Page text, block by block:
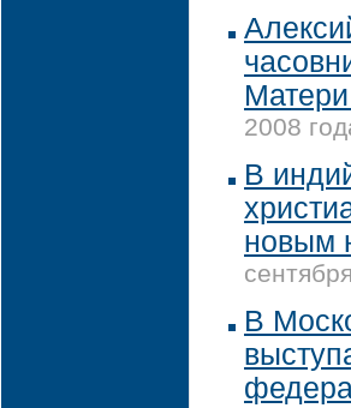
2008
В
новым
В